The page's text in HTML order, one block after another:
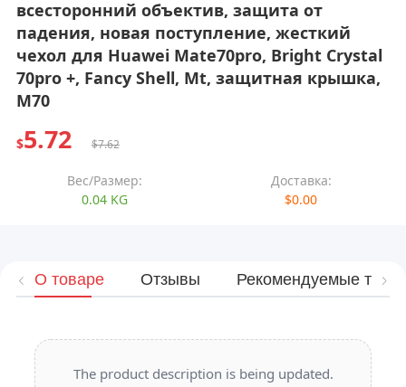
всесторонний объектив, защита от
падения, новая поступление, жесткий
чехол для Huawei Mate70pro, Bright Crystal
70pro +, Fancy Shell, Mt, защитная крышка,
M70
$5.72 $7.62
Вес/Размер:
0.04 KG
Доставка:
$0.00
О товаре Отзывы Рекомендуемые
The product description is being updated.